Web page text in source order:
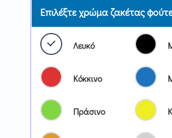
Επιλέξτε χρώμα ζακέτας
Λευκό
Κόκκινο
Πράσινο